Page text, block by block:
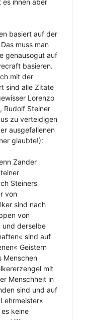
basiert auf der
muss man
genausogut auf
basieren.
mit der
sind alle Zitate
Lorenzo
Rudolf Steiner
zu verteidigen
ausgefallenen
glaubte!):
Zander
Steiners
von
sind nach
von
und derselbe
sind auf
Geistern
Menschen
mit
Menschheit in
sind und auf
keine